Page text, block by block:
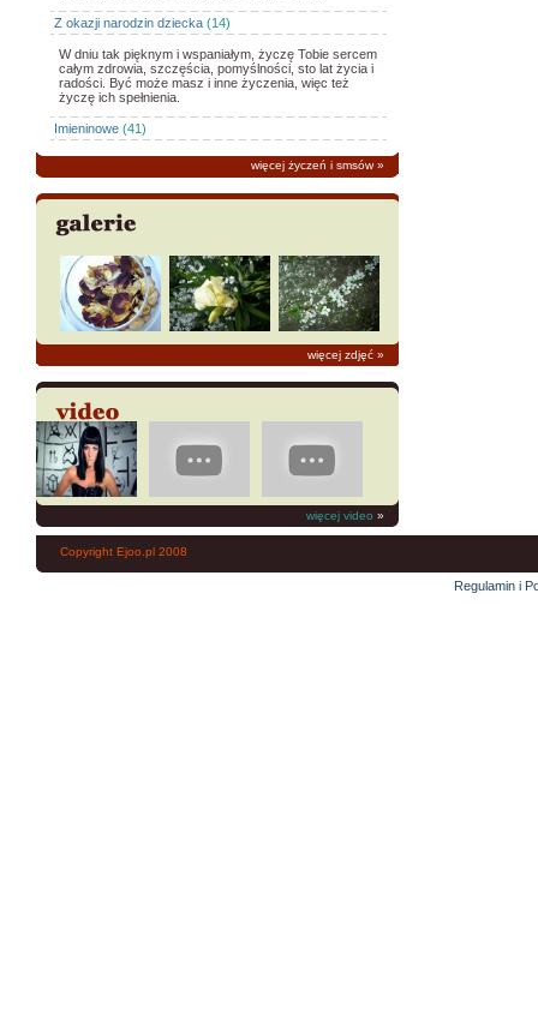
Z okazji narodzin dziecka (14)
W dniu tak pięknym i wspaniałym, życzę Tobie sercem
całym zdrowia, szczęścia, pomyślności, sto lat życia i
radości. Być może masz i inne życzenia, więc też
życzę ich spełnienia.
Imieninowe (41)
więcej życzeń i smsów»
więcej zdjęć »
więcej video »
Copyright Ejoo.pl 2008
Regulamin i